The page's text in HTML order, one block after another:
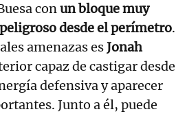
conun bloque muy
desde el perímetro.
amenazas esJonah
capaz de castigar desde
defensiva y aparecer
Junto a él, puede